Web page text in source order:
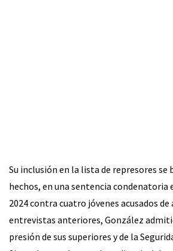
Su inclusión en la lista de represores se
hechos, en una sentencia condenatoria
2024 contra cuatro jóvenes acusados
entrevistas anteriores, González
presión de sus superiores y de la